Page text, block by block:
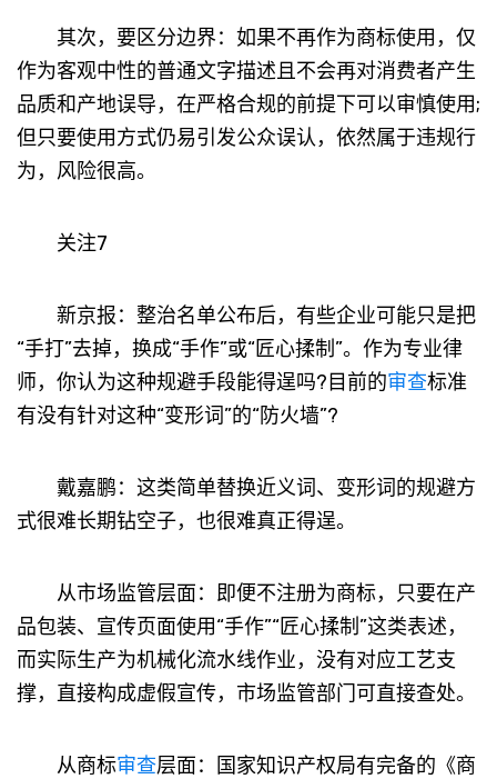
其次，要区分边界：如果不再作为商标使用，仅
作为客观中性的普通文字描述且不会再对消费者产生
品质和产地误导，在严格合规的前提下可以审慎使用;
但只要使用方式仍易引发公众误认，依然属于违规行
为，风险很高。
关注7
新京报：整治名单公布后，有些企业可能只是把
“手打”去掉，换成“手作”或“匠心揉制”。作为专业律
师，你认为这种规避手段能得逞吗?目前的审查标准
有没有针对这种“变形词”的“防火墙”?
戴嘉鹏：这类简单替换近义词、变形词的规避方
式很难长期钻空子，也很难真正得逞。
从市场监管层面：即便不注册为商标，只要在产
品包装、宣传页面使用“手作”“匠心揉制”这类表述，
而实际生产为机械化流水线作业，没有对应工艺支
撑，直接构成虚假宣传，市场监管部门可直接查处。
从商标审查层面：国家知识产权局有完备的《商